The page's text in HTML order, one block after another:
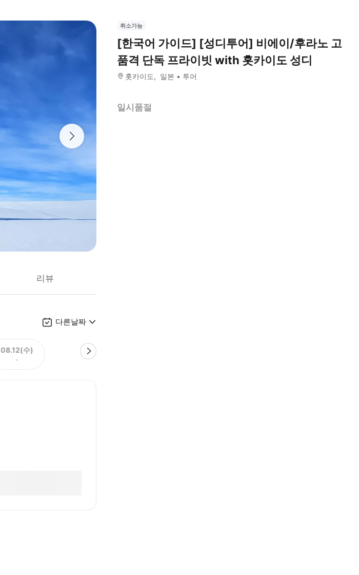
리뷰
다른날짜
08.12(수)
-
취소가능
[한국어 가이드] [성디투어] 비에이/후라노 고
품격 단독 프라이빗 with 홋카이도 성디
홋카이도 일본 투어
일시품절